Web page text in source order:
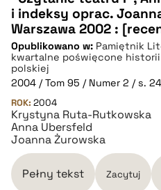
CZYSTY TEKST
pobierz cytat
BIBTEX
pobierz cytat
i indeksy oprac.
Warszawa 2002 :
Opublikowano w: Pamiętnik
kwartalne poświęcone
polskiej
2004 / Tom 95 / Numer 2 / s.
ROK: 2004
Krystyna Ruta-Rutkowska
Anna Ubersfeld
Joanna Żurowska
Pełny tekst Zacytuj